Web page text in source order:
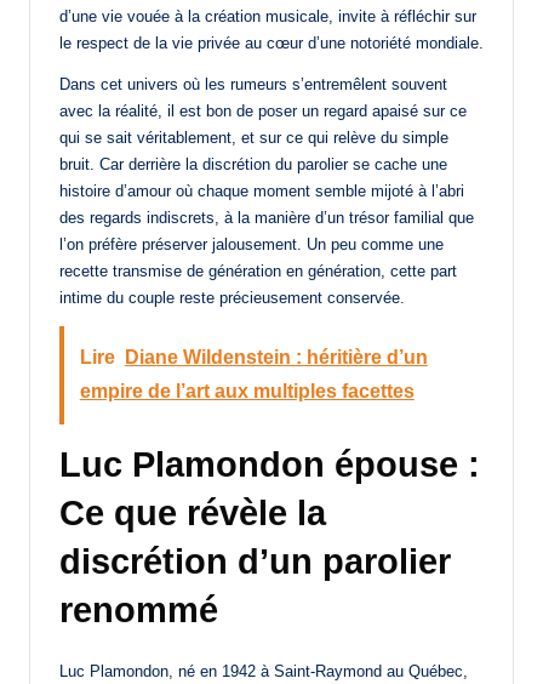
d’une vie vouée à la création musicale, invite à réfléchir sur
le respect de la vie privée au cœur d’une notoriété mondiale.
Dans cet univers où les rumeurs s’entremêlent souvent
avec la réalité, il est bon de poser un regard apaisé sur ce
qui se sait véritablement, et sur ce qui relève du simple
bruit. Car derrière la discrétion du parolier se cache une
histoire d’amour où chaque moment semble mijoté à l’abri
des regards indiscrets, à la manière d’un trésor familial que
l’on préfère préserver jalousement. Un peu comme une
recette transmise de génération en génération, cette part
intime du couple reste précieusement conservée.
Lire
Diane Wildenstein : héritière d’un
empire de l’art aux multiples facettes
Luc Plamondon épouse :
Ce que révèle la
discrétion d’un parolier
renommé
Luc Plamondon, né en 1942 à Saint-Raymond au Québec,